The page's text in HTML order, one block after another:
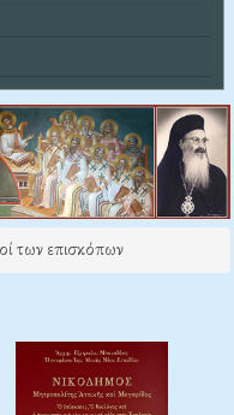
των επισκόπων